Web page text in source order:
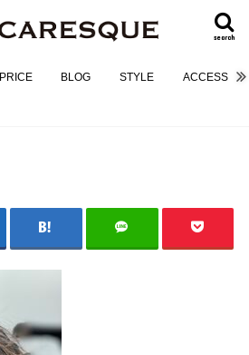
search
PRICE BLOG STYLE ACCESS